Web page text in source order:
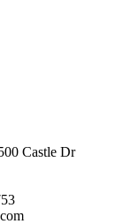
Castle Dr